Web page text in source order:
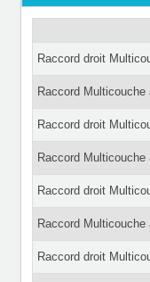
Raccord droit
Raccord
Raccord droit
Raccord
Raccord droit
Raccord
Raccord droit